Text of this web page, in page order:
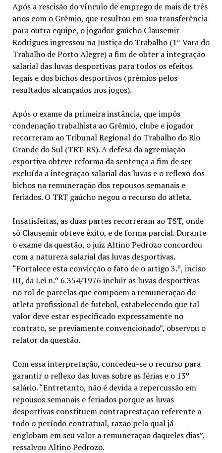
Após a rescisão do vínculo de emprego de mais de três
anos com o Grêmio, que resultou em sua transferência
para outra equipe, o jogador gaúcho Clausemir
Rodrigues ingressou na Justiça do Trabalho (1ª Vara do
Trabalho de Porto Alegre) a fim de obter a integração
salarial das luvas desportivas para todos os efeitos
legais e dos bichos desportivos (prêmios pelos
resultados alcançados nos jogos).
Após o exame da primeira instância, que impôs
condenação trabalhista ao Grêmio, clube e jogador
recorreram ao Tribunal Regional do Trabalho do Rio
Grande do Sul (TRT-RS). A defesa da agremiação
esportiva obteve reforma da sentença a fim de ser
excluída a integração salarial das luvas e o reflexo dos
bichos na remuneração dos repousos semanais e
feriados. O TRT gaúcho negou o recurso do atleta.
Insatisfeitas, as duas partes recorreram ao TST, onde
só Clausemir obteve êxito, e de forma parcial. Durante
o exame da questão, o juiz Altino Pedrozo concordou
com a natureza salarial das luvas desportivas.
“Fortalece esta convicção o fato de o artigo 3.º, inciso
III, da Lei n.º 6.354/1976 incluir as luvas desportivas
no rol de parcelas que compõem a remuneração do
atleta profissional de futebol, estabelecendo que tal
valor deve estar especificado expressamente no
contrato, se previamente convencionado”, observou o
relator da questão.
Com essa interpretação, concedeu-se o recurso para
garantir o reflexo das luvas sobre as férias e o 13º
salário. “Entretanto, não é devida a repercussão em
repousos semanais e feriados porque as luvas
desportivas constituem contraprestação referente a
todo o período contratual, razão pela qual já
englobam em seu valor a remuneração daqueles dias”,
ressalvou Altino Pedrozo.